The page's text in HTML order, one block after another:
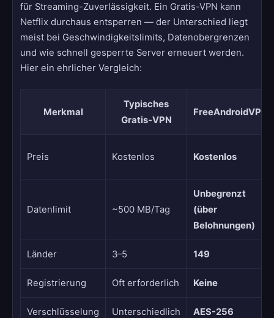
für Streaming-Zuverlässigkeit. Ein Gratis-VPN kann
Netflix durchaus entsperren — der Unterschied liegt
meist bei Geschwindigkeitslimits, Datenobergrenzen
und wie schnell gesperrte Server erneuert werden.
Hier ein ehrlicher Vergleich:
Merkmal
Typisches
Gratis-VPN
FreeAndroidVPN
Preis Kostenlos Kostenlos
Datenlimit ~500 MB/Tag
Unbegrenzt
(über
Belohnungen)
Länder 3–5 149
Registrierung Oft erforderlich Keine
Verschlüsselung Unterschiedlich AES-256